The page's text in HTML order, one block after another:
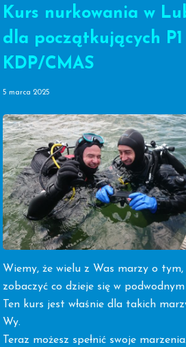
Kurs nurkowania w
dla początkujących P1
KDP/CMAS
5 marca 2025
Wiemy, że wielu z Was marzy o tym,
zobaczyć co dzieje się w podwodnym
Ten kurs jest właśnie dla takich
Wy.
Teraz możesz spełnić swoje